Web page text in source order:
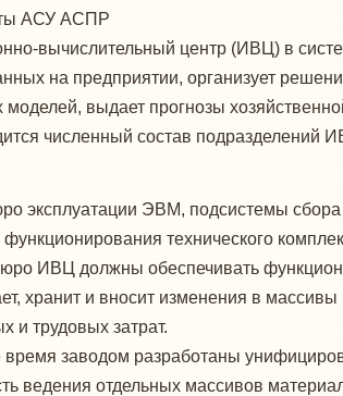
АСУ АСПР
вычислительный центр (ИВЦ) в
на предприя­тии, организует
вы­дает прогнозы
численный состав под­разделений
эксплуатации ЭВМ, подси­стемы
технического
ИВЦ должны обеспечи­вать
хранит и вно­сит изменения в
и трудовых затрат.
заводом разработаны
ведения отдельных масси­вов